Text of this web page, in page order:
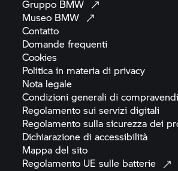
Gruppo BMW
Museo BMW
Contatto
Domandefrequenti
Cookies
Politica in materia di privacy
Nota legale
Condizioni generali di
Regolamento sui servizidigitali
Regolamento sulla sicurezza dei
Dichiarazione diaccessibilità
Mappa delsito
Regolamento UE sulle batterie